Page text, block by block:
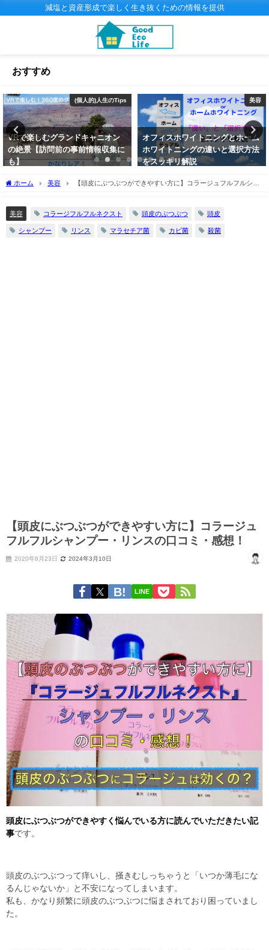
減塩と資産形成で楽しく生き抜くための情報を提供
おすすめ
美容
オフィスホワイトニングとホーム
ホワイトニングの違いと選択方法
をスッキリ解説
2020年1月28日
美容
【第一印象アップ】誰でも、簡単
に、すぐに清潔感をあげる４つの
ポイント
ホーム 美容
【頭皮にぶつぶつができやすい方に】コラージュフルフルシャ
美容 コラージフルフルネクスト 頭皮のぶつぶつ 頭皮
シャンプー リンス マラセチア菌 カビ菌 殺菌
【頭皮にぶつぶつができやすい方に】コラージュ
フルフルシャンプー・リンスの口コミ・感想！
2020年8月23日 2024年3月10日
LINE
頭皮にぶつぶつができやすく悩んでいる方に読んでいただきたい記
事です。
頭皮のぶつぶつって痒いし、掻きむしっちゃうと「いつか薄毛にな
るんじゃないか」と不安になってしまいます。
私も、かなり頻繁に頭皮のぶつぶつに悩まされており困っていまし
た。